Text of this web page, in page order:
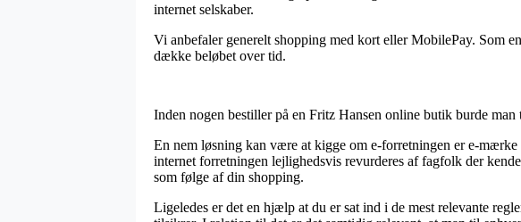
internet selskaber.
Vi anbefaler generelt shopping med kort eller MobilePay. Som
dække beløbet over tid.
Inden nogen bestiller på en Fritz Hansen online butik burde
En nem løsning kan være at kigge om e-forretningen er e-
internet forretningen lejlighedsvis revurderes af fagfolk der
som følge af din shopping.
Ligeledes er det en hjælp at du er sat ind i de mest relevante